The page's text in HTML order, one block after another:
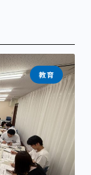
教育